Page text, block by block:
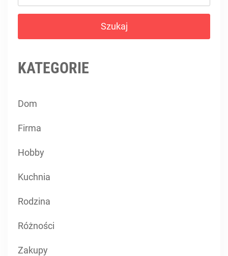
KATEGORIE
Dom
Firma
Hobby
Kuchnia
Rodzina
Różności
Zakupy